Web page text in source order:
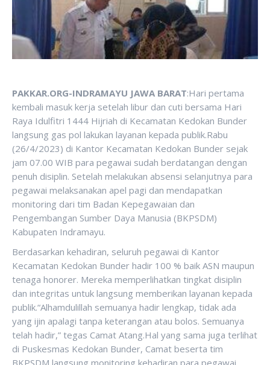
PAKKAR.ORG-INDRAMAYU JAWA BARAT:Hari pertama
kembali masuk kerja setelah libur dan cuti bersama Hari
Raya Idulfitri 1444 Hijriah di Kecamatan Kedokan Bunder
langsung gas pol lakukan layanan kepada publik.Rabu
(26/4/2023) di Kantor Kecamatan Kedokan Bunder sejak
jam 07.00 WIB para pegawai sudah berdatangan dengan
penuh disiplin. Setelah melakukan absensi selanjutnya para
pegawai melaksanakan apel pagi dan mendapatkan
monitoring dari tim Badan Kepegawaian dan
Pengembangan Sumber Daya Manusia (BKPSDM)
Kabupaten Indramayu.
Berdasarkan kehadiran, seluruh pegawai di Kantor
Kecamatan Kedokan Bunder hadir 100 % baik ASN maupun
tenaga honorer. Mereka memperlihatkan tingkat disiplin
dan integritas untuk langsung memberikan layanan kepada
publik.“Alhamdulillah semuanya hadir lengkap, tidak ada
yang ijin apalagi tanpa keterangan atau bolos. Semuanya
telah hadir,” tegas Camat Atang.Hal yang sama juga terlihat
di Puskesmas Kedokan Bunder, Camat beserta tim
BKPSDM langsung monitoring kehadiran para pegawai